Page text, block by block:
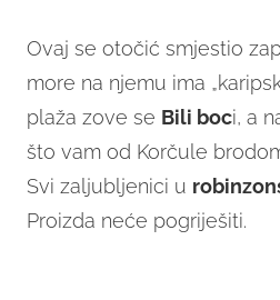
Ovaj se otočić smjestio
more na njemu ima
plaža zove se Bili boci, a
što vam od Korčule
Svi zaljubljenici u
Proizda neće pogriješiti.